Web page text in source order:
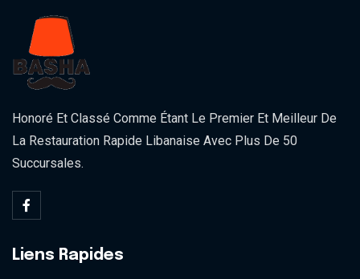
Honoré Et Classé Comme Étant Le Premier Et Meilleur De
La Restauration Rapide Libanaise Avec Plus De 50
Succursales.
Liens Rapides